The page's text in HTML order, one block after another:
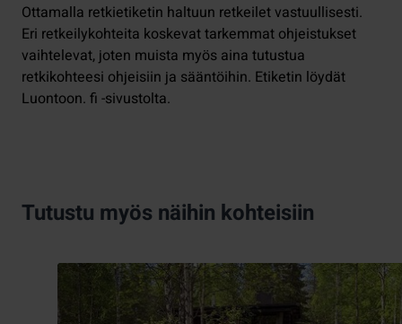
Ottamalla retkietiketin haltuun retkeilet vastuullisesti.
Eri retkeilykohteita koskevat tarkemmat ohjeistukset
vaihtelevat, joten muista myös aina tutustua
retkikohteesi ohjeisiin ja sääntöihin. Etiketin löydät
Luontoon. fi -sivustolta.
Tutustu myös näihin kohteisiin